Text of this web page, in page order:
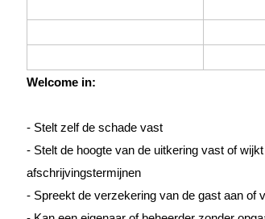
Welcome in:
- Stelt zelf de schade vast
- Stelt de hoogte van de uitkering vast of
afschrijvingstermijnen
- Spreekt de verzekering van de gast aan of